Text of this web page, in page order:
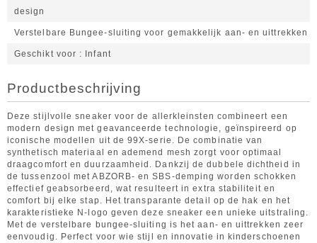
design
Verstelbare Bungee-sluiting voor gemakkelijk aan- en uittrekken
Geschikt voor Infant
Productbeschrijving
Deze stijlvolle sneaker voor de allerkleinsten combineert een
modern design met geavanceerde technologie, geïnspireerd op
iconische modellen uit de 99X-serie. De combinatie van
synthetisch materiaal en ademend mesh zorgt voor optimaal
draagcomfort en duurzaamheid. Dankzij de dubbele dichtheid in
de tussenzool met ABZORB- en SBS-demping worden schokken
effectief geabsorbeerd, wat resulteert in extra stabiliteit en
comfort bij elke stap. Het transparante detail op de hak en het
karakteristieke N-logo geven deze sneaker een unieke uitstraling.
Met de verstelbare bungee-sluiting is het aan- en uittrekken zeer
eenvoudig. Perfect voor wie stijl en innovatie in kinderschoenen